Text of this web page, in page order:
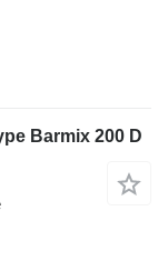
Barmix 200 D